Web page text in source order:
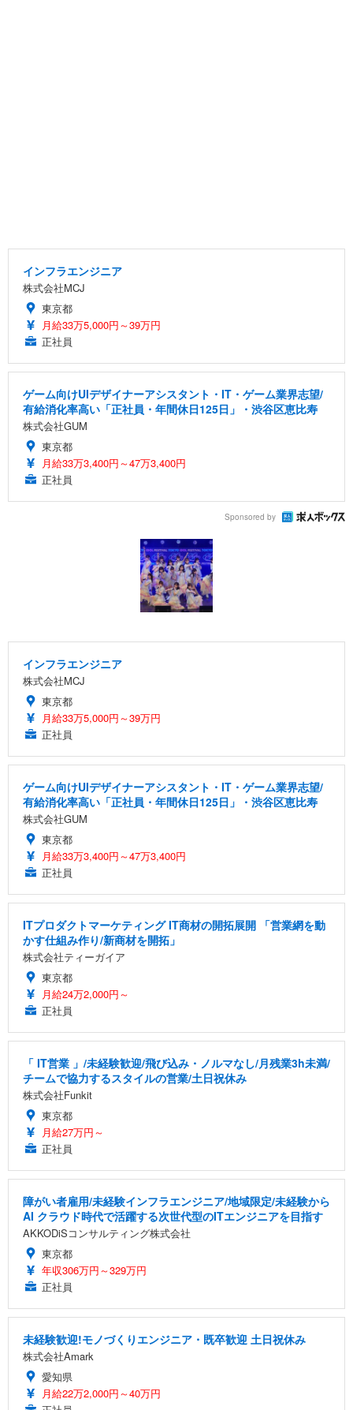
インフラエンジニア
株式会社MCJ
東京都
月給33万5,000円～39万円
正社員
ゲーム向けUIデザイナーアシスタント・IT・ゲーム業界志望/
有給消化率高い「正社員・年間休日125日」・渋谷区恵比寿
株式会社GUM
東京都
月給33万3,400円～47万3,400円
正社員
Sponsored by
インフラエンジニア
株式会社MCJ
東京都
月給33万5,000円～39万円
正社員
ゲーム向けUIデザイナーアシスタント・IT・ゲーム業界志望/
有給消化率高い「正社員・年間休日125日」・渋谷区恵比寿
株式会社GUM
東京都
月給33万3,400円～47万3,400円
正社員
ITプロダクトマーケティング IT商材の開拓展開 「営業網を動
かす仕組み作り/新商材を開拓」
株式会社ティーガイア
東京都
月給24万2,000円～
正社員
「 IT営業 」/未経験歓迎/飛び込み・ノルマなし/月残業3h未満/
チームで協力するスタイルの営業/土日祝休み
株式会社Funkit
東京都
月給27万円～
正社員
障がい者雇用/未経験インフラエンジニア/地域限定/未経験から
AI クラウド時代で活躍する次世代型のITエンジニアを目指す
AKKODiSコンサルティング株式会社
東京都
年収306万円～329万円
正社員
未経験歓迎!モノづくりエンジニア・既卒歓迎 土日祝休み
株式会社Amark
愛知県
月給22万2,000円～40万円